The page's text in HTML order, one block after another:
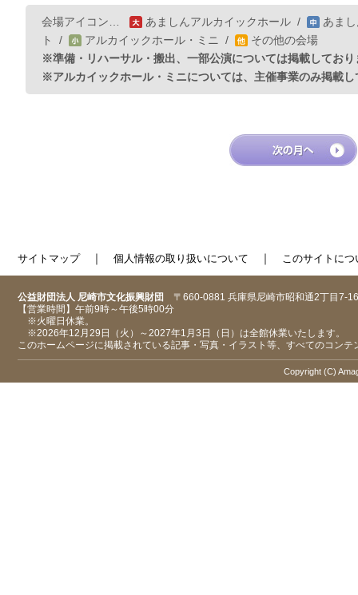
会場アイコン… あましんアルカイックホール /
あま
ト
/ アルカイックホール・ミニ /
その他の会場
※準備・リハーサル・搬出、一部公演については掲載しており
※アルカイックホール・ミニについては、主催事業のみ掲載し
サイトマップ｜ 個人情報の取り扱いについて ｜ このサイトにつ
公益財団法人 尼崎市文化振興財団 〒660-0881 兵庫県尼崎市昭和通2丁目7-16
【営業時間】午前9時～午後5時00分
※火曜日休業。
※2026年12月29日（火）～2027年1月3日（日）は全館休業いたします。
このホームページに掲載されている記事・写真・イラスト等、すべてのコン
Copyright (C)